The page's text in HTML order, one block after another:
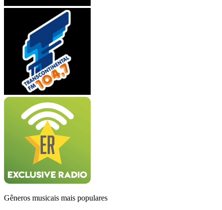
Gêneros musicais mais populares